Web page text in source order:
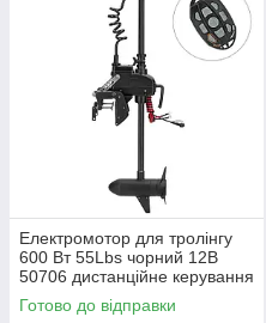
Електромотор для тролінгу
600 Вт 55Lbs чорний 12В
50706 дистанційне керування
тягове зусилля 25 кг
Готово до відправки